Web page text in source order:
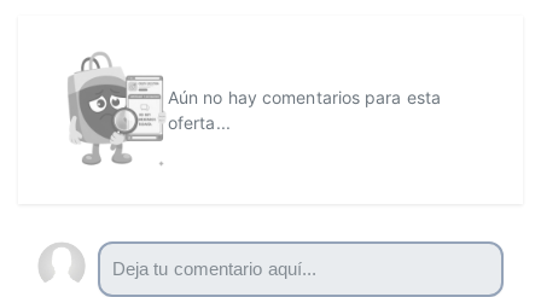
Aún no hay comentarios para esta
oferta...